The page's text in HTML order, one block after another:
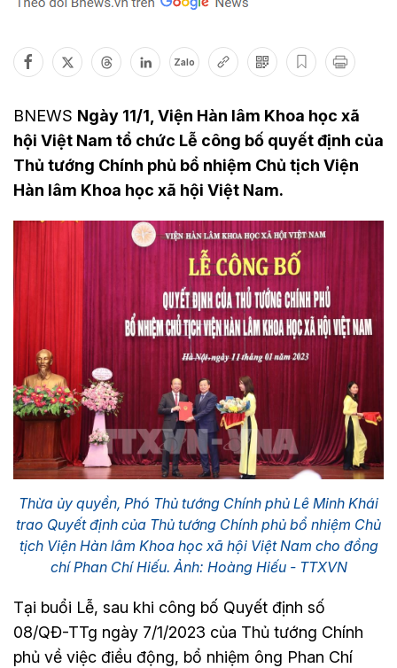
Zalo
BNEWS Ngày 11/1, Viện Hàn lâm Khoa học xã
hội Việt Nam tổ chức Lễ công bố quyết định của
Thủ tướng Chính phủ bổ nhiệm Chủ tịch Viện
Hàn lâm Khoa học xã hội Việt Nam.
Thừa ủy quyền, Phó Thủ tướng Chính phủ Lê Minh Khái
trao Quyết định của Thủ tướng Chính phủ bổ nhiệm Chủ
tịch Viện Hàn lâm Khoa học xã hội Việt Nam cho đồng
chí Phan Chí Hiếu. Ảnh: Hoàng Hiếu - TTXVN
Tại buổi Lễ, sau khi công bố Quyết định số
08/QĐ-TTg ngày 7/1/2023 của Thủ tướng Chính
phủ về việc điều động, bổ nhiệm ông Phan Chí